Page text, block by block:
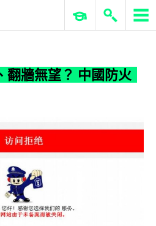
ERP 與商業 AI
牆無望？ 中國防火